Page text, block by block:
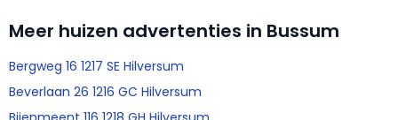
Meer huizen advertenties in Bussum
Bergweg 16 1217 SE Hilversum
Beverlaan 26 1216 GC Hilversum